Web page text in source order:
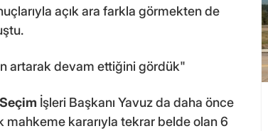
açık ara farkla görmekten de
artarak devam ettiğini gördük"
Seçim İşleri Başkanı Yavuz da daha önce
kararıyla tekrar belde olan 6